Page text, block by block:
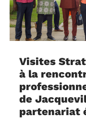
Visites
à la
de
partenariat